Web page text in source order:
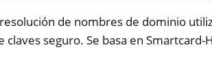
card
de nombres de dominio
claves seguro. Se basa en